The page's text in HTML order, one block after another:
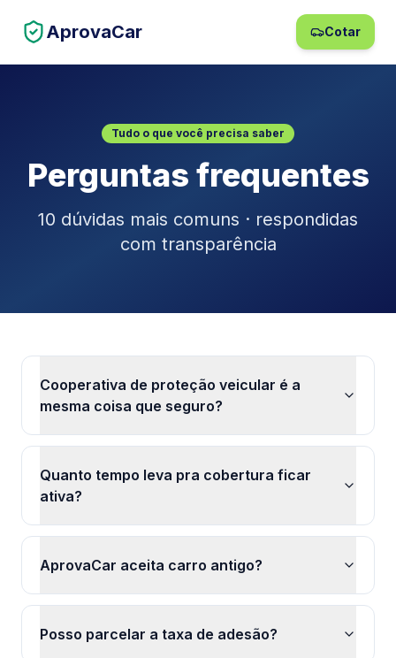
AprovaCar Cotar
Tudo o que você precisa saber
Perguntas frequentes
10 dúvidas mais comuns · respondidas
com transparência
Cooperativa de proteção veicular é a
mesma coisa que seguro?
Quanto tempo leva pra cobertura ficar
ativa?
AprovaCar aceita carro antigo?
Posso parcelar a taxa de adesão?